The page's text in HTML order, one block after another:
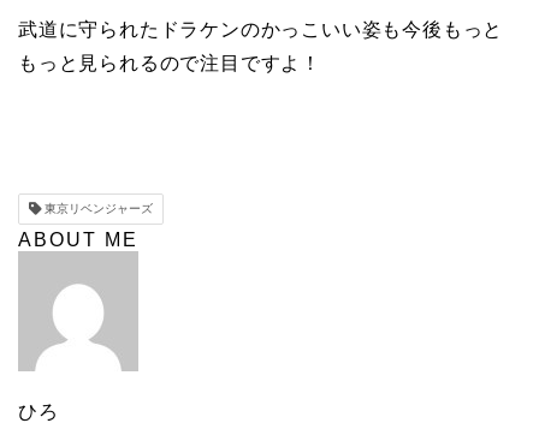
武道に守られたドラケンのかっこいい姿も今後もっと
もっと見られるので注目ですよ！
東京リベンジャーズ
ABOUT ME
ひろ